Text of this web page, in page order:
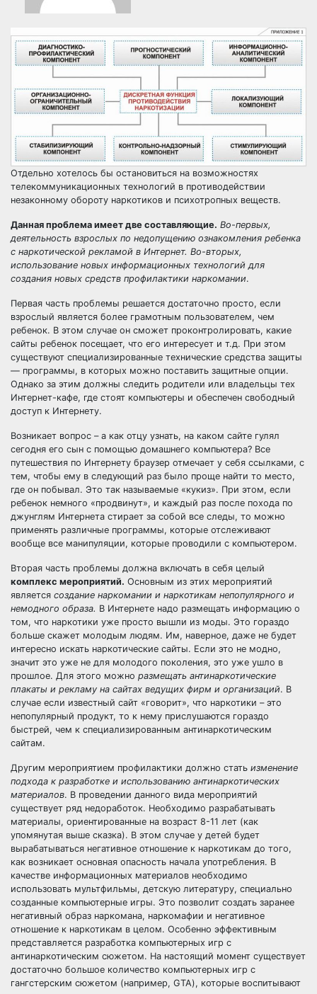
Отдельно хотелось бы остановиться на возможностях
телекоммуникационных технологий в противодействии
незаконному обороту наркотиков и психотропных веществ.
Данная проблема имеет две составляющие. Во-первых,
деятельность взрослых по недопущению ознакомления ребенка
с наркотической рекламой в Интернет. Во-вторых,
использование новых информационных технологий для
создания новых средств профилактики наркомании.
Первая часть проблемы решается достаточно просто, если
взрослый является более грамотным пользователем, чем
ребенок. В этом случае он сможет проконтролировать, какие
сайты ребенок посещает, что его интересует и т.д. При этом
существуют специализированные технические средства защиты
— программы, в которых можно поставить защитные опции.
Однако за этим должны следить родители или владельцы тех
Интернет-кафе, где стоят компьютеры и обеспечен свободный
доступ к Интернету.
Возникает вопрос – а как отцу узнать, на каком сайте гулял
сегодня его сын с помощью домашнего компьютера? Все
путешествия по Интернету браузер отмечает у себя ссылками, с
тем, чтобы ему в следующий раз было проще найти то место,
где он побывал. Это так называемые «кукиз». При этом, если
ребенок немного «продвинут», и каждый раз после похода по
джунглям Интернета стирает за собой все следы, то можно
применять различные программы, которые отслеживают
вообще все манипуляции, которые проводили с компьютером.
Вторая часть проблемы должна включать в себя целый
комплекс мероприятий. Основным из этих мероприятий
является создание наркомании и наркотикам непопулярного и
немодного образа. В Интернете надо размещать информацию о
том, что наркотики уже просто вышли из моды. Это гораздо
больше скажет молодым людям. Им, наверное, даже не будет
интересно искать наркотические сайты. Если это не модно,
значит это уже не для молодого поколения, это уже ушло в
прошлое. Для этого можно размещать антинаркотические
плакаты и рекламу на сайтах ведущих фирм и организаций. В
случае если известный сайт «говорит», что наркотики – это
непопулярный продукт, то к нему прислушаются гораздо
быстрей, чем к специализированным антинаркотическим
сайтам.
Другим мероприятием профилактики должно стать изменение
подхода к разработке и использованию антинаркотических
материалов. В проведении данного вида мероприятий
существует ряд недоработок. Необходимо разрабатывать
материалы, ориентированные на возраст 8-11 лет (как
упомянутая выше сказка). В этом случае у детей будет
вырабатываться негативное отношение к наркотикам до того,
как возникает основная опасность начала употребления. В
качестве информационных материалов необходимо
использовать мультфильмы, детскую литературу, специально
созданные компьютерные игры. Это позволит создать заранее
негативный образ наркомана, наркомафии и негативное
отношение к наркотикам в целом. Особенно эффективным
представляется разработка компьютерных игр с
антинаркотическим сюжетом. На настоящий момент существует
достаточно большое количество компьютерных игр с
гангстерским сюжетом (например, GTA), которые воспитывают